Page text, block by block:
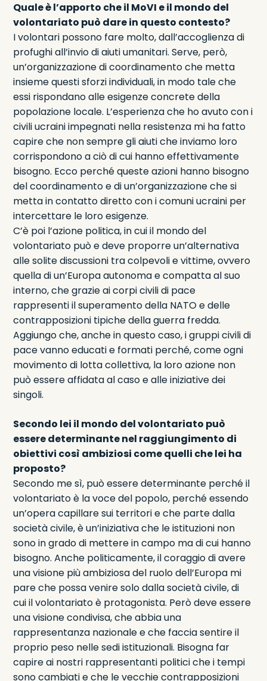
Quale è l’apporto che il MoVI e il mondo del
volontariato può dare in questo contesto?
I volontari possono fare molto, dall’accoglienza di
profughi all’invio di aiuti umanitari. Serve, però,
un’organizzazione di coordinamento che metta
insieme questi sforzi individuali, in modo tale che
essi rispondano alle esigenze concrete della
popolazione locale. L’esperienza che ho avuto con i
civili ucraini impegnati nella resistenza mi ha fatto
capire che non sempre gli aiuti che inviamo loro
corrispondono a ciò di cui hanno effettivamente
bisogno. Ecco perché queste azioni hanno bisogno
del coordinamento e di un’organizzazione che si
metta in contatto diretto con i comuni ucraini per
intercettare le loro esigenze.
C’è poi l’azione politica, in cui il mondo del
volontariato può e deve proporre un’alternativa
alle solite discussioni tra colpevoli e vittime, ovvero
quella di un’Europa autonoma e compatta al suo
interno, che grazie ai corpi civili di pace
rappresenti il superamento della NATO e delle
contrapposizioni tipiche della guerra fredda.
Aggiungo che, anche in questo caso, i gruppi civili di
pace vanno educati e formati perché, come ogni
movimento di lotta collettiva, la loro azione non
può essere affidata al caso e alle iniziative dei
singoli.
Secondo lei il mondo del volontariato può
essere determinante nel raggiungimento di
obiettivi così ambiziosi come quelli che lei ha
proposto?
Secondo me sì, può essere determinante perché il
volontariato è la voce del popolo, perché essendo
un’opera capillare sui territori e che parte dalla
società civile, è un’iniziativa che le istituzioni non
sono in grado di mettere in campo ma di cui hanno
bisogno. Anche politicamente, il coraggio di avere
una visione più ambiziosa del ruolo dell’Europa mi
pare che possa venire solo dalla società civile, di
cui il volontariato è protagonista. Però deve essere
una visione condivisa, che abbia una
rappresentanza nazionale e che faccia sentire il
proprio peso nelle sedi istituzionali. Bisogna far
capire ai nostri rappresentanti politici che i tempi
sono cambiati e che le vecchie contrapposizioni